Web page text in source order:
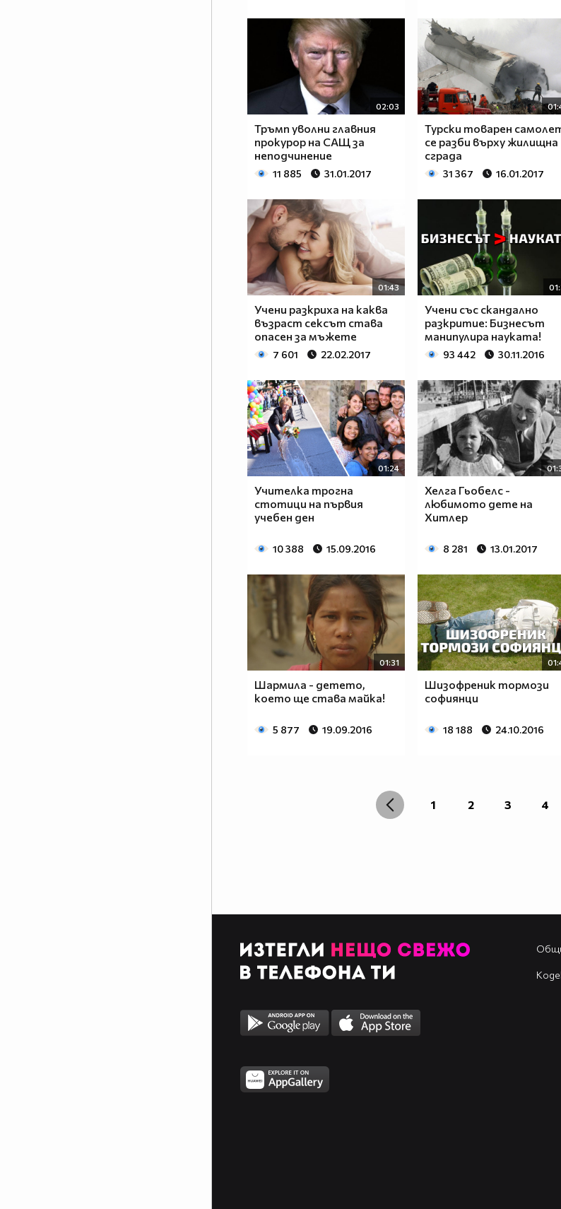
02:03
Тръмп уволни главния
прокурор на САЩ за
неподчинение
11 885 31.01.2017
Турски товарен
се разби върху жилищна
сграда
31 367 16.01.2017
01:43
Учени разкриха на каква
възраст сексът става
опасен за мъжете
7 601 22.02.2017
Учени със скандално
разкритие: Бизнесът
манипулира науката!
93 442 30.11.2016
01:24
Учителка трогна
стотици на първия
учебен ден
10 388 15.09.2016
Хелга Гьобелс -
любимото дете на
Хитлер
8 281 13.01.2017
01:31
Шармила - детето,
което ще става майка!
5 877 19.09.2016
Шизофреник тормози
софиянци
18 188 24.10.2016
1 2 3 4